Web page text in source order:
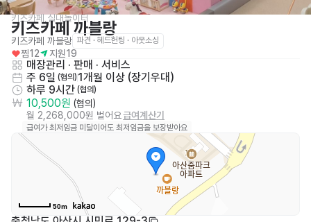
키즈카페,실내놀이터
키즈카페 까블랑
키즈카페 까블랑 파견 · 헤드헌팅 · 아웃소싱
찜12 지원19
매장관리 · 판매 · 서비스
주 6일 (협의) 1개월 이상 (장기우대)
하루 9시간 (협의)
10,500원 (협의)
월 2,268,000원 벌어요급여계산기
급여가 최저임금 미달이어도 최저임금을 보장받아요
50m